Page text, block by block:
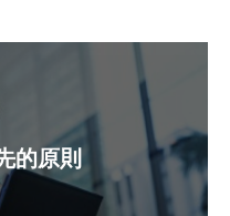
的原則